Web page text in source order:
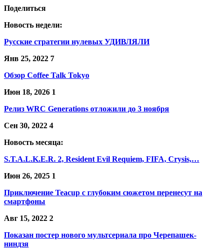
Поделиться
Новость недели:
Русские стратегии нулевых УДИВЛЯЛИ
Янв 25, 2022 7
Обзор Coffee Talk Tokyo
Июн 18, 2026 1
Релиз WRC Generations отложили до 3 ноября
Сен 30, 2022 4
Новость месяца:
S.T.A.L.K.E.R. 2, Resident Evil Requiem, FIFA, Crysis,…
Июн 26, 2025 1
Приключение Teacup с глубоким сюжетом перенесут на
смартфоны
Авг 15, 2022 2
Показан постер нового мультсериала про Черепашек-
ниндзя